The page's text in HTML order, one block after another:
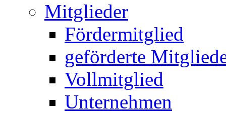
Mitglieder
Fördermitglied
geförderte
Vollmitglied
Unternehmen